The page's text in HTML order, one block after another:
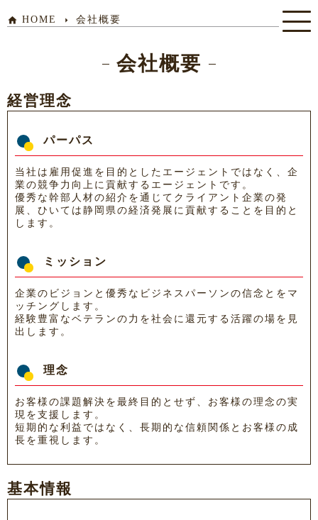
home HOME arrow_right 会社概要
会社概要
経営理念
パーパス
当社は雇用促進を目的としたエージェントではなく、企
業の競争力向上に貢献するエージェントです。
優秀な幹部人材の紹介を通じてクライアント企業の発
展、ひいては静岡県の経済発展に貢献することを目的と
します。
ミッション
企業のビジョンと優秀なビジネスパーソンの信念とをマ
ッチングします。
経験豊富なベテランの力を社会に還元する活躍の場を見
出します。
理念
お客様の課題解決を最終目的とせず、お客様の理念の実
現を支援します。
短期的な利益ではなく、長期的な信頼関係とお客様の成
長を重視します。
基本情報